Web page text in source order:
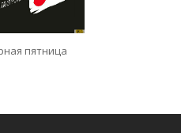
пятница